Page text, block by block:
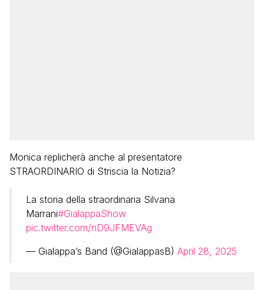
Monica replicherà anche al presentatore
STRAORDINARIO di Striscia la Notizia?
La storia della straordinaria Silvana
Marrani#GialappaShow
pic.twitter.com/nD9JFMEVAg
— Gialappa’s Band (@GialappasB) April 28, 2025